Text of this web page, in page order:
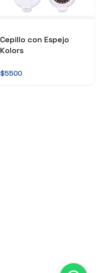
Cepillo con Espejo
Kolors
$5500